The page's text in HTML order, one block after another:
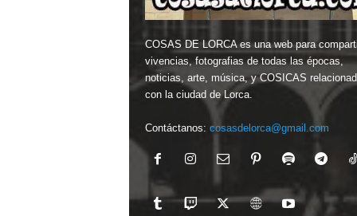
COSAS DE LORCA es una web para
vivencias, fotografias de todas las épocas,
noticias, arte, música, y COSICAS
con la ciudad de Lorca.
Contáctanos: cosasdelorca@gmail.com